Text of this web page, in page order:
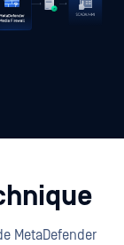
MetaDefender